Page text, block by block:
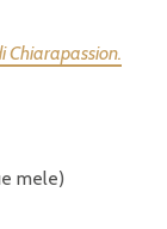
Chiarapassion.
mele)